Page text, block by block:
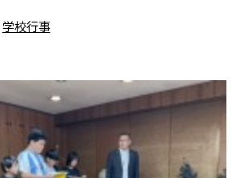
学校行事